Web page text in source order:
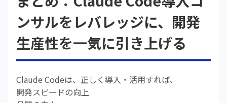
ンサルをレバレッジに、開発
生産性を一気に引き上げる
Claude Codeは、正しく導入・活用すれば、
開発スピードの向上